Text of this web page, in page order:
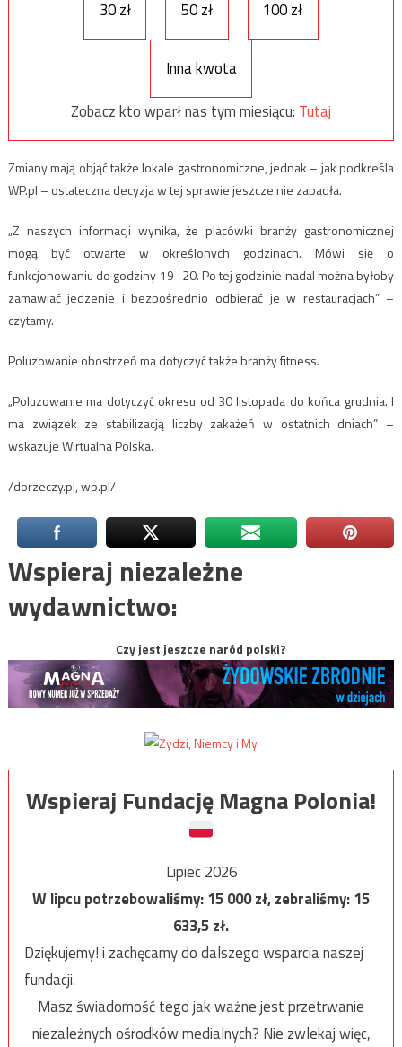
30 zł 50 zł 100 zł
Inna kwota
Zobacz kto wparł nas tym miesiącu: Tutaj
Zmiany mają objąć także lokale gastronomiczne, jednak – jak podkreśla
WP.pl – ostateczna decyzja w tej sprawie jeszcze nie zapadła.
„Z naszych informacji wynika, że placówki branży gastronomicznej
mogą być otwarte w określonych godzinach. Mówi się o
funkcjonowaniu do godziny 19- 20. Po tej godzinie nadal można byłoby
zamawiać jedzenie i bezpośrednio odbierać je w restauracjach” –
czytamy.
Poluzowanie obostrzeń ma dotyczyć także branży fitness.
„Poluzowanie ma dotyczyć okresu od 30 listopada do końca grudnia. I
ma związek ze stabilizacją liczby zakażeń w ostatnich dniach” –
wskazuje Wirtualna Polska.
/dorzeczy.pl, wp.pl/
Wspieraj niezależne
wydawnictwo:
Czy jest jeszcze naród polski?
Wspieraj Fundację Magna Polonia!
Lipiec 2026
W lipcu potrzebowaliśmy:15 000zł, zebraliśmy:15
633,5zł.
Dziękujemy! i zachęcamy do dalszego wsparcia naszej
fundacji.
Masz świadomość tego jak ważne jest przetrwanie
niezależnych ośrodków medialnych? Nie zwlekaj więc,